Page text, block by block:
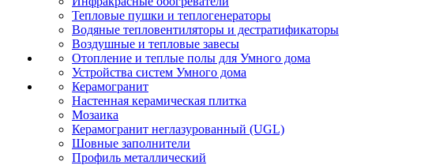
Тепловые пушки и теплогенераторы
Водяные тепловентиляторы и дестратификаторы
Воздушные и тепловые завесы
Отопление и теплые полы для Умного дома
Устройства систем Умного дома
Керамогранит
Настенная керамическая плитка
Мозаика
Керамогранит неглазурованный (UGL)
Шовные заполнители
Профиль металлический